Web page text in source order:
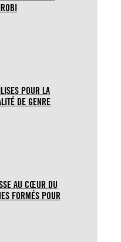
POUR LA
DE GENRE
AU CŒUR DU
FORMÉS POUR